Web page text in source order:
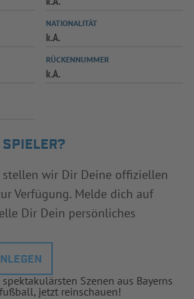
SPIELPLUS
NATIONALITÄT
k.A.
RÜCKENNUMMER
k.A.
stellen wir Dir Deine offiziellen
Verfügung. Melde dich auf
Dir Dein persönliches
Szenen aus Bayerns
jetzt reinschauen!